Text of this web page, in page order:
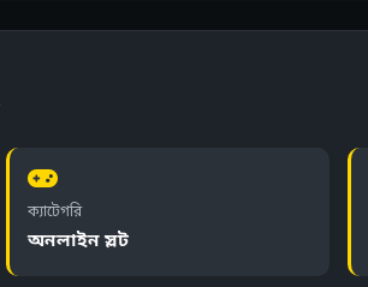
ক্যাটেগরি
অনলাইন স্লট